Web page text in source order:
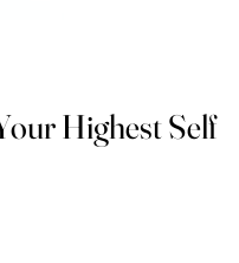
Highest Self
Highest Self